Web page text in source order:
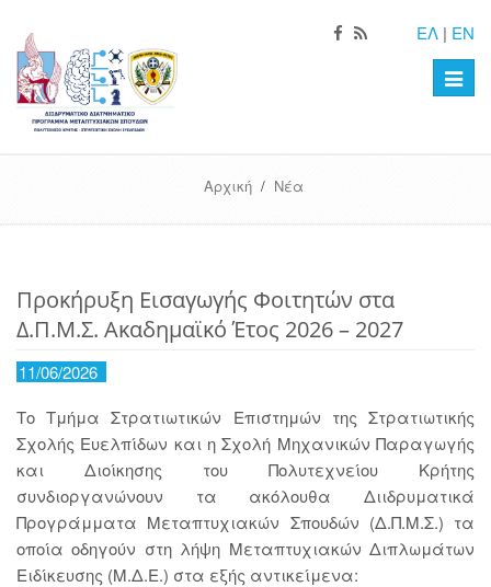
ΕΛ | EN
Toggle
Αρχική / Νέα
Προκήρυξη Εισαγωγής Φοιτητών στα
Δ.Π.Μ.Σ. Ακαδημαϊκό Έτος 2026 – 2027
11/06/2026
Το Τμήμα Στρατιωτικών Επιστημών της Στρατιωτικής
Σχολής Ευελπίδων και η Σχολή Μηχανικών Παραγωγής
και Διοίκησης του Πολυτεχνείου Κρήτης
συνδιοργανώνουν τα ακόλουθα Διιδρυματικά
Προγράμματα Μεταπτυχιακών Σπουδών (Δ.Π.Μ.Σ.) τα
οποία οδηγούν στη λήψη Μεταπτυχιακών Διπλωμάτων
Ειδίκευσης (Μ.Δ.Ε.) στα εξής αντικείμενα: